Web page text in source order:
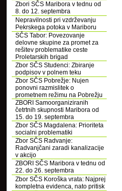
Zbori SČS Maribora v tednu od
8. do 12. septembra
Nepravilnosti pri vzdrževanju
Pekrskega potoka v Mariboru
SČS Tabor: Povezovanje
delovne skupine za promet za
rešitev problematike ceste
Proletarskih brigad
Zbor SČS Studenci: Zbiranje
podpisov v polnem teku
Zbor SČS Pobrežje: Nujen
ponovni razmislitek o
prometnem režimu na Pobrežju
ZBORI Samoorganiziranih
četrtnih skupnosti Maribora od
15. do 19. septembra
Zbor SČS Magdalena: Prioriteta
socialni problematiki
Zbor SČS Radvanje:
Radvanjčani zaradi kanalizacije
v akcijo
ZBORI SČS Maribora v tednu od
22. do 26. septembra
Zbor SČS Koroška vrata: Najprej
kompletna evidenca, nato pritisk